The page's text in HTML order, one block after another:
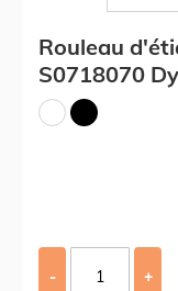
Rouleau
S0718070
- +